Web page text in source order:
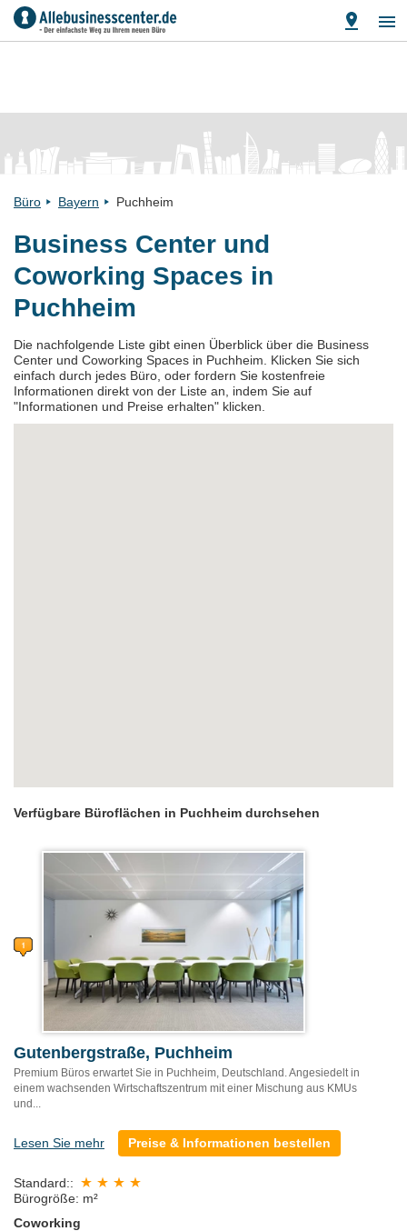
Büro Bayern Puchheim
Business Center und
Coworking Spaces in
Puchheim
Die nachfolgende Liste gibt einen Überblick über die Business
Center und Coworking Spaces in Puchheim. Klicken Sie sich
einfach durch jedes Büro, oder fordern Sie kostenfreie
Informationen direkt von der Liste an, indem Sie auf
"Informationen und Preise erhalten" klicken.
Verfügbare Büroflächen in Puchheim durchsehen
Gutenbergstraße, Puchheim
Premium Büros erwartet Sie in Puchheim, Deutschland. Angesiedelt in
einem wachsenden Wirtschaftszentrum mit einer Mischung aus KMUs
und...
Lesen Sie mehr Preise & Informationen bestellen
Standard::
Bürogröße: m²
Coworking